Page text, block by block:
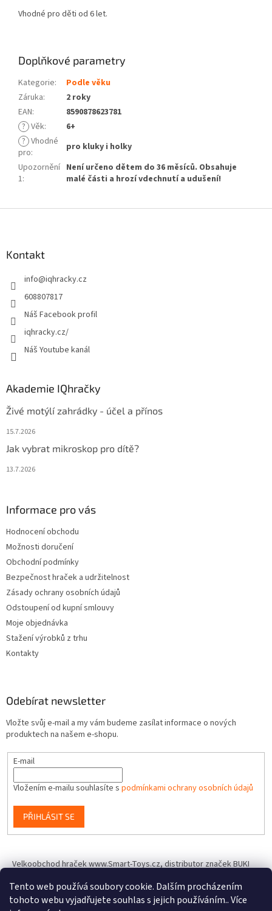
Tento web používá soubory cookie. Dalším procházením
tohoto webu vyjadřujete souhlas s jejich používáním.. Více
Vhodné pro děti od 6 let.
Doplňkové parametry
Kategorie:
Podle věku
Záruka:
2 roky
EAN:
8590878623781
? Věk:
6+
? Vhodné
pro:
pro kluky i holky
Upozornění
1:
Není určeno dětem do 36 měsíců. Obsahuje
malé části a hrozí vdechnutí a udušení!
Kontakt
info@iqhracky.cz
608807817
Náš Facebook profil
iqhracky.cz/
Náš Youtube kanál
Akademie IQhračky
Živé motýlí zahrádky - účel a přínos
15.7.2026
Jak vybrat mikroskop pro dítě?
13.7.2026
Informace pro vás
Hodnocení obchodu
Možnosti doručení
Obchodní podmínky
Bezpečnost hraček a udržitelnost
Zásady ochrany osobních údajů
Odstoupení od kupní smlouvy
Moje objednávka
Stažení výrobků z trhu
Kontakty
Odebírat newsletter
Vložte svůj e-mail a my vám budeme zasílat informace o nových
produktech na našem e-shopu.
E-mail
Vložením e-mailu souhlasíte s podmínkami ochrany osobních údajů
PŘIHLÁSIT SE
Velkoobchod hraček www.Smart-Toys.cz, distributor značek BUKI